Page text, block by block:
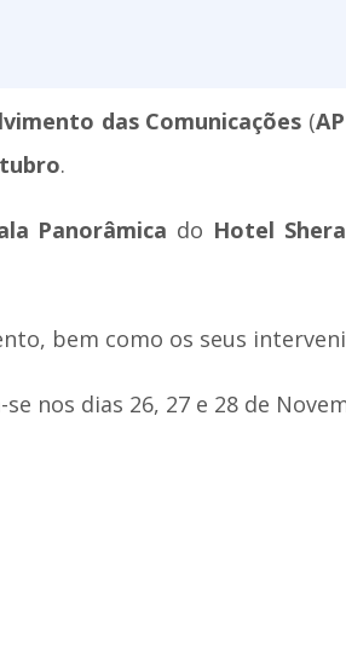
das Comunicações (
.
Panorâmica do Hotel
bem como os seus
se nos dias 26, 27 e 28 de